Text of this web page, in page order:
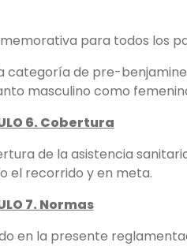
para todos los
categoría de pre-
masculino como
6. Cobertura
de la asistencia
el recorrido y en meta.
7. Normas
en la presente